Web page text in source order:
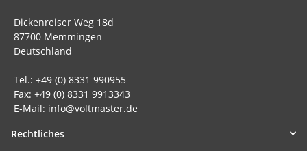
Dickenreiser Weg 18d
87700 Memmingen
Deutschland
Tel.: +49 (0) 8331 990955
Fax: +49 (0) 8331 9913343
E-Mail: info@voltmaster.de
Rechtliches